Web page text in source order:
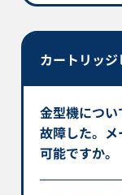
カートリッ
金型機につ
故障した。
可能ですか。